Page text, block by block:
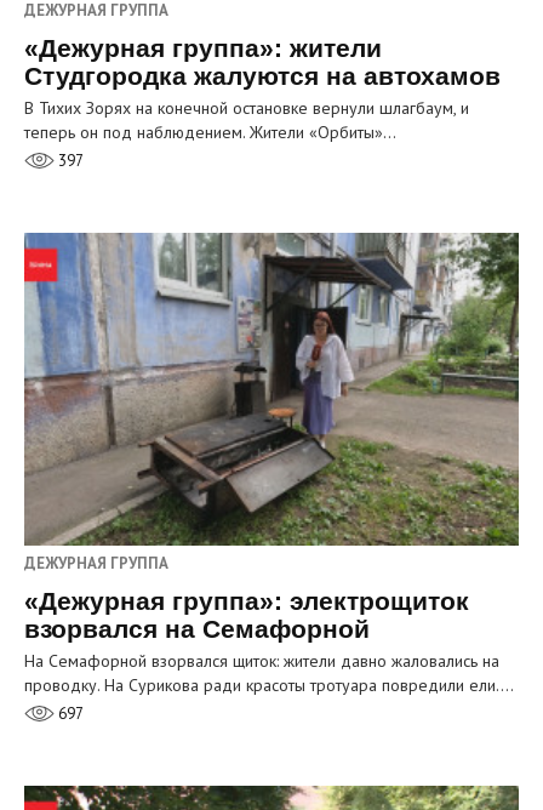
ДЕЖУРНАЯ ГРУППА
«Дежурная группа»: жители
Студгородка жалуются на автохамов
В Тихих Зорях на конечной остановке вернули шлагбаум, и
теперь он под наблюдением. Жители «Орбиты»…
397
ДЕЖУРНАЯ ГРУППА
«Дежурная группа»: электрощиток
взорвался на Семафорной
На Семафорной взорвался щиток: жители давно жаловались на
проводку. На Сурикова ради красоты тротуара повредили ели.…
697